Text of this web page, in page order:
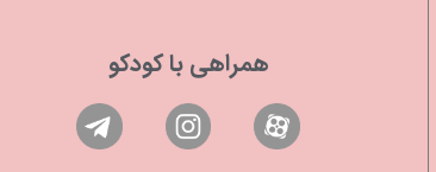
همراهی با کودکو